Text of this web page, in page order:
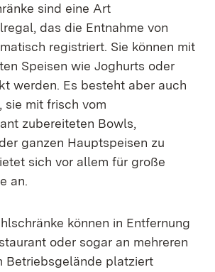
sind eine Art
das die Entnahme von
registriert. Sie können mit
Speisen wie Joghurts oder
werden. Es besteht aber auch
sie mit frisch vom
zubereiteten Bowls,
ganzen Hauptspeisen zu
sich vor allem für große
an.
können in Entfernung
oder sogar an mehreren
Betriebsgelände platziert